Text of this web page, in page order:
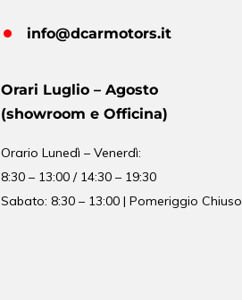
info@dcarmotors.it
Orari Luglio – Agosto
(showroom e Officina)
OrarioLunedì – Venerdì:
8:30 – 13:00 / 14:30 – 19:30
Sabato: 8:30 – 13:00 | Pomeriggio Chiuso